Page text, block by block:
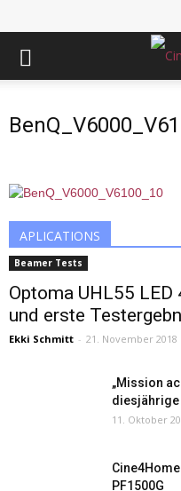
APLICATIONS
Beamer Tests
Optoma UHL55 LED
und erste
Ekki Schmitt - 21. November 2018
„Mission
diesjährige
11. Oktober
PF1500G